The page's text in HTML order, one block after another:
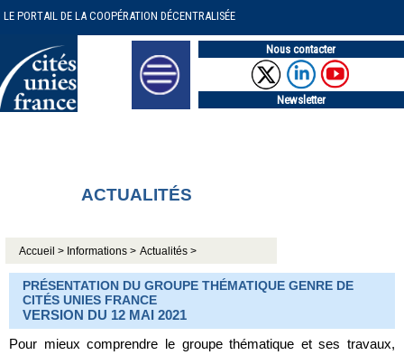
LE PORTAIL DE LA COOPÉRATION DÉCENTRALISÉE
Nous contacter
Newsletter
ACTUALITÉS
Accueil > Informations > Actualités >
PRÉSENTATION DU GROUPE THÉMATIQUE GENRE DE
CITÉS UNIES FRANCE
VERSION DU 12 MAI 2021
Pour mieux comprendre le groupe thématique et ses travaux,